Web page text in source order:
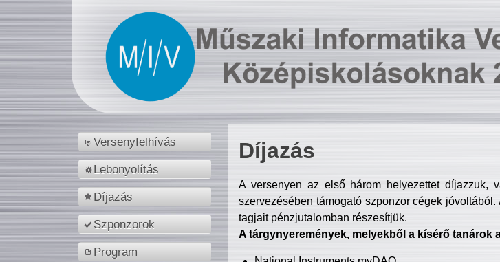
Versenyfelhívás
Lebonyolítás
Díjazás
Szponzorok
Program
Díjazás
A versenyen az első három helyezettet díjazzuk,
szervezésében támogató szponzor cégek
tagjait pénzjutalomban részesítjük.
A tárgynyeremények, melyekből a kísérő tanárok